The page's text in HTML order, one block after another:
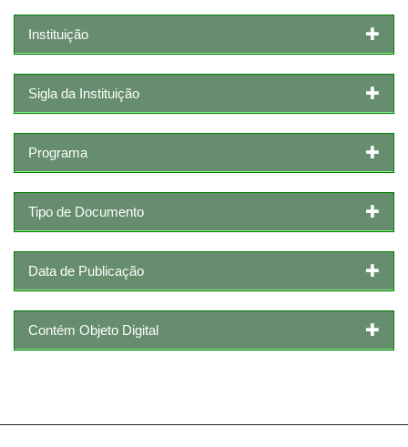
Instituição
Sigla da Instituição
Programa
Tipo de Documento
Data de Publicação
Contém Objeto Digital